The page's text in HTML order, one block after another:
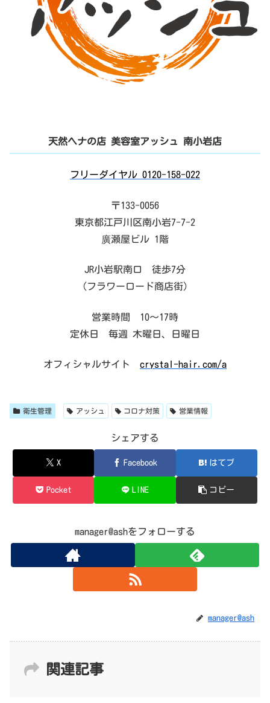
天然ヘナの店 美容室アッシュ 南小岩店
フリーダイヤル 0120-158-022
〒133-0056
東京都江戸川区南小岩7-7-2
廣瀬屋ビル 1階
JR小岩駅南口 徒歩7分
（フラワーロード商店街）
営業時間 10～17時
定休日 毎週 木曜日、日曜日
オフィシャルサイト crystal-hair.com/a
衛生管理 アッシュ コロナ対策 営業情報
シェアする
X Facebook はてブ
Pocket LINE コピー
manager@ashをフォローする
manager@ash
関連記事